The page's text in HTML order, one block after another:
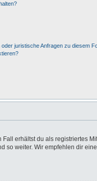
juristische Anfragen zu diesem
erhältst du als registriertes
weiter. Wir empfehlen dir